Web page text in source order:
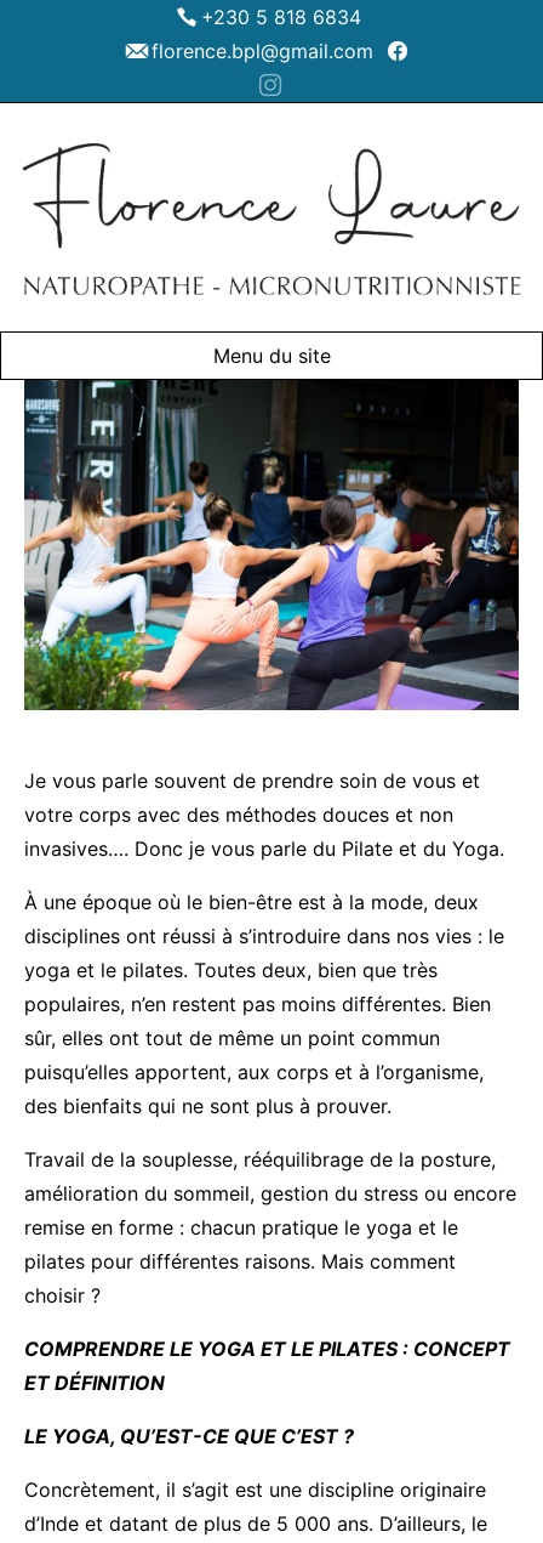
+230 5 818 6834
florence.bpl@gmail.com
Menu du site
Je vous parle souvent de prendre soin de vous et
votre corps avec des méthodes douces et non
invasives…. Donc je vous parle du Pilate et du Yoga.
À une époque où le bien-être est à la mode, deux
disciplines ont réussi à s’introduire dans nos vies : le
yoga et le pilates. Toutes deux, bien que très
populaires, n’en restent pas moins différentes. Bien
sûr, elles ont tout de même un point commun
puisqu’elles apportent, aux corps et à l’organisme,
des bienfaits qui ne sont plus à prouver.
Travail de la souplesse, rééquilibrage de la posture,
amélioration du sommeil, gestion du stress ou encore
remise en forme : chacun pratique le yoga et le
pilates pour différentes raisons. Mais comment
choisir ?
COMPRENDRE LE YOGA ET LE PILATES : CONCEPT
ET DÉFINITION
LE YOGA, QU’EST-CE QUE C’EST ?
Concrètement, il s’agit est une discipline originaire
d’Inde et datant de plus de 5 000 ans. D’ailleurs, le